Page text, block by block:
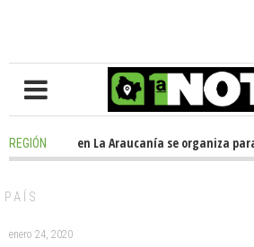
REGIÓN
Oposición en La Araucanía se organiza
PAÍS
enero 24, 2020